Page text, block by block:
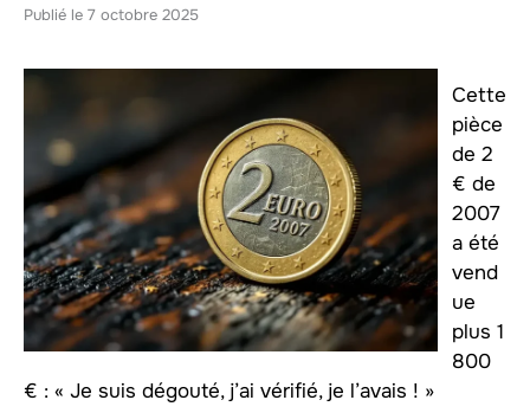
7 octobre 2025
Cette
pièce
de 2
€ de
2007
a été
vend
ue
plus 1
800
€ : « Je suis dégouté, j’ai vérifié, je l’avais ! »